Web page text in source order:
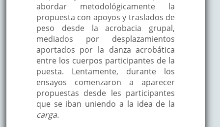
abordar metodológicamente la
propuesta con apoyos y traslados de
peso desde la acrobacia grupal,
mediados por desplazamientos
aportados por la danza acrobática
entre los cuerpos participantes de la
puesta. Lentamente, durante los
ensayos comenzaron a aparecer
propuestas desde les participantes
que se iban uniendo a la idea de la
carga.